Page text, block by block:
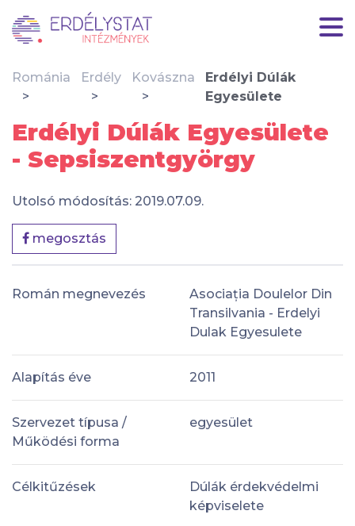
Románia Erdély Kovászna
Erdélyi Dúlák
Egyesülete
Erdélyi Dúlák Egyesülete
- Sepsiszentgyörgy
Utolsó módosítás: 2019.07.09.
megosztás
Román megnevezés
Asociația Doulelor Din
Transilvania - Erdelyi
Dulak Egyesulete
Alapítás éve 2011
Szervezet típusa /
Működési forma
egyesület
Célkitűzések
Dúlák érdekvédelmi
képviselete